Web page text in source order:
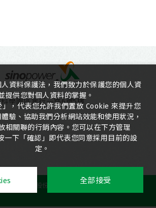
學園區篤行一路6號5樓
中積體電路股份有限公司
All Rights Reserved.
資料保護法，我們致力於保護您的個人資
提供您對個人資料的掌握。
」，代表您允許我們置放 Cookie 來提升您
驗、協助我們分析網站效能和使用狀況，
相關聯的行銷內容。您可以在下方管理
一下「確認」即代表您同意採用目前的設
定。
全部接受